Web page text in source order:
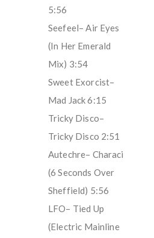
5:56
Seefeel– Air Eyes
(In Her Emerald
Mix) 3:54
Sweet Exorcist–
Mad Jack 6:15
Tricky Disco–
Tricky Disco 2:51
Autechre– Characi
(6 Seconds Over
Sheffield) 5:56
LFO– Tied Up
(Electric Mainline